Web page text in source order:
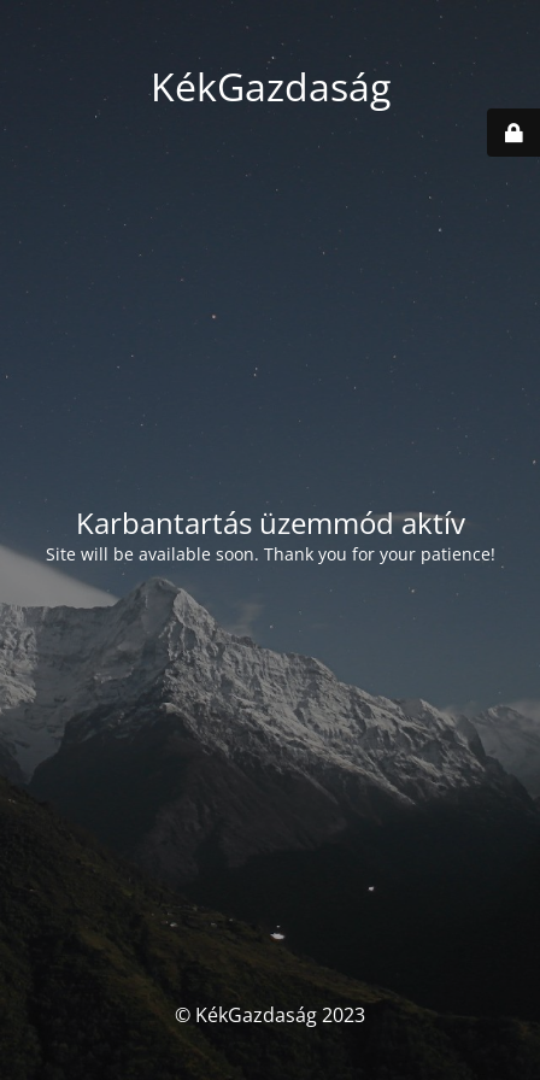
KékGazdaság
Karbantartás üzemmód aktív
Site will be available soon. Thank you for your patience!
© KékGazdaság 2023